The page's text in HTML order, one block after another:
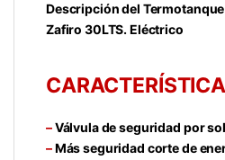
Descripción del
Zafiro 30LTS. Eléctrico
–Válvula de seguridad por
–Más seguridad corte de